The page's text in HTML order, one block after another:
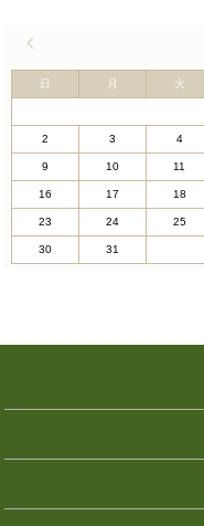
日 月 火
2 3 4
9 10 11
16 17 18
23 24 25
30 31